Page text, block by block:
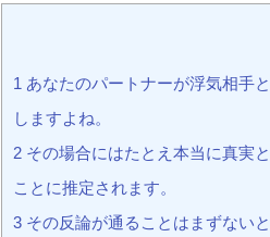
1 あなたのパートナーが浮気相手
しますよね。
2 その場合にはたとえ本当に真実
ことに推定されます。
3 その反論が通ることはまずない